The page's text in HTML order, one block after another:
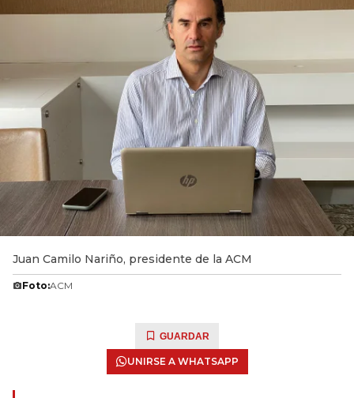
Juan Camilo Nariño, presidente de la ACM
Foto:ACM
GUARDAR
UNIRSE A WHATSAPP